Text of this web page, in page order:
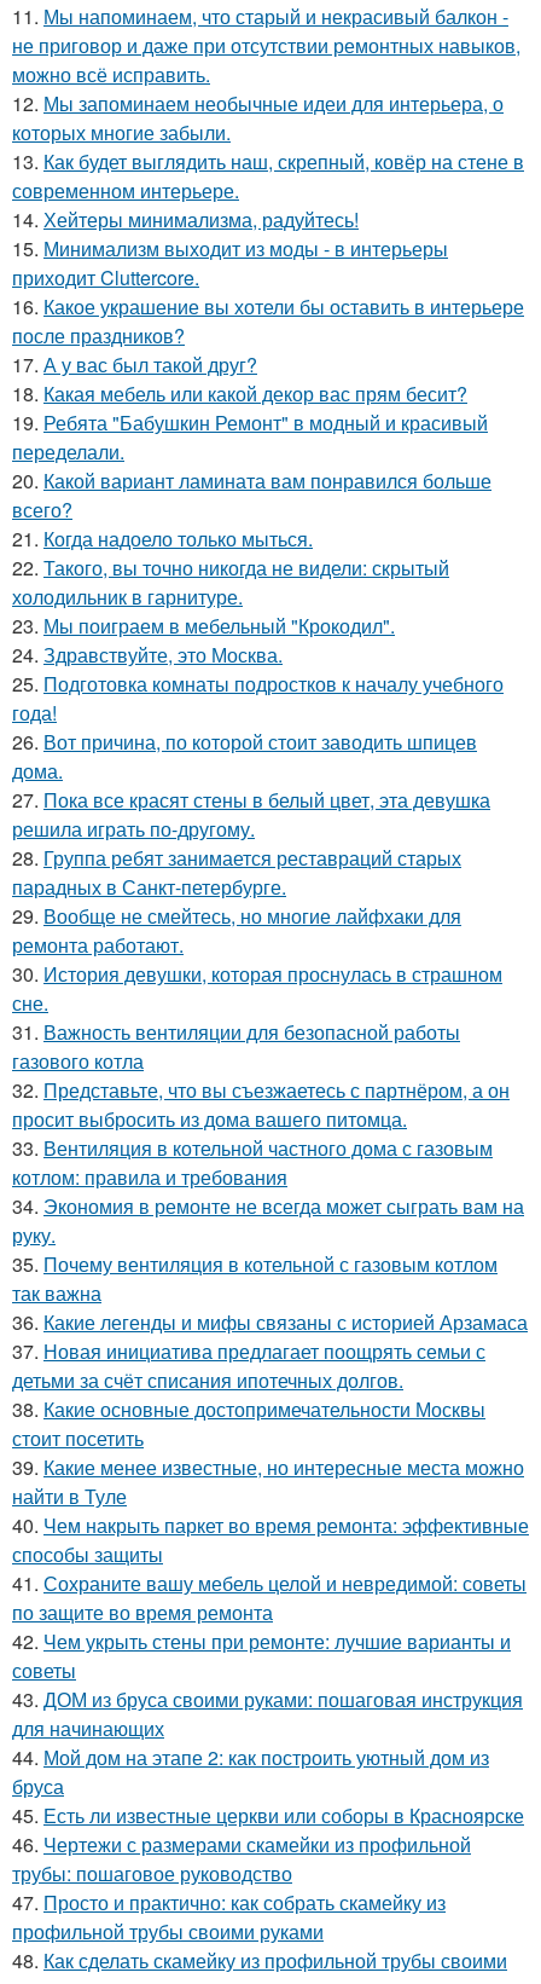
11. Мы напоминаем, что старый и некрасивый балкон -
не приговор и даже при отсутствии ремонтных навыков,
можно всё исправить.
12. Мы запоминаем необычные идеи для интерьера, о
которых многие забыли.
13. Как будет выглядить наш, скрепный, ковёр на стене в
современном интерьере.
14. Хейтеры минимализма, радуйтесь!
15. Минимализм выходит из моды - в интерьеры
приходит Cluttercore.
16. Какое украшение вы хотели бы оставить в интерьере
после праздников?
17. А у вас был такой друг?
18. Какая мебель или какой декор вас прям бесит?
19. Ребята "Бабушкин Ремонт" в модный и красивый
переделали.
20. Какой вариант ламината вам понравился больше
всего?
21. Когда надоело только мыться.
22. Такого, вы точно никогда не видели: скрытый
холодильник в гарнитуре.
23. Мы поиграем в мебельный "Крокодил".
24. Здравствуйте, это Москва.
25. Подготовка комнаты подростков к началу учебного
года!
26. Вот причина, по которой стоит заводить шпицев
дома.
27. Пока все красят стены в белый цвет, эта девушка
решила играть по-другому.
28. Группа ребят занимается реставраций старых
парадных в Санкт-петербурге.
29. Вообще не смейтесь, но многие лайфхаки для
ремонта работают.
30. История девушки, которая проснулась в страшном
сне.
31. Важность вентиляции для безопасной работы
газового котла
32. Представьте, что вы съезжаетесь с партнёром, а он
просит выбросить из дома вашего питомца.
33. Вентиляция в котельной частного дома с газовым
котлом: правила и требования
34. Экономия в ремонте не всегда может сыграть вам на
руку.
35. Почему вентиляция в котельной с газовым котлом
так важна
36. Какие легенды и мифы связаны с историей Арзамаса
37. Новая инициатива предлагает поощрять семьи с
детьми за счёт списания ипотечных долгов.
38. Какие основные достопримечательности Москвы
стоит посетить
39. Какие менее известные, но интересные места можно
найти в Туле
40. Чем накрыть паркет во время ремонта: эффективные
способы защиты
41. Сохраните вашу мебель целой и невредимой: советы
по защите во время ремонта
42. Чем укрыть стены при ремонте: лучшие варианты и
советы
43. ДОМ из бруса своими руками: пошаговая инструкция
для начинающих
44. Мой дом на этапе 2: как построить уютный дом из
бруса
45. Есть ли известные церкви или соборы в Красноярске
46. Чертежи с размерами скамейки из профильной
трубы: пошаговое руководство
47. Просто и практично: как собрать скамейку из
профильной трубы своими руками
48. Как сделать скамейку из профильной трубы своими